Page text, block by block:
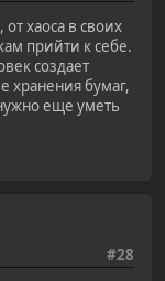
хаоса в своих
прийти к себе.
создает
хранения бумаг,
еще уметь
#28